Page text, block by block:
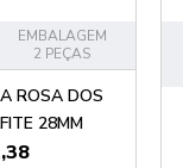
EMBALAGEM
2 PEÇAS
ROSA DOS
28MM